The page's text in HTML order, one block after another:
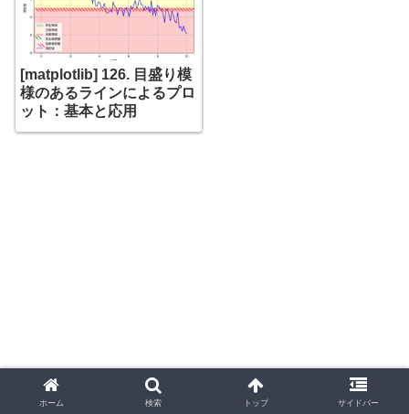
[matplotlib] 126. 目盛り模
様のあるラインによるプロ
ット：基本と応用
ホーム 検索 トップ サイドバー